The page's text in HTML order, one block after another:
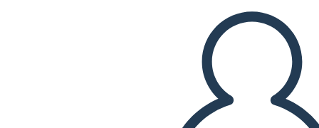
DIAVETÍTÉS LEJÁTSZÁSA
OLVASS NEKEM